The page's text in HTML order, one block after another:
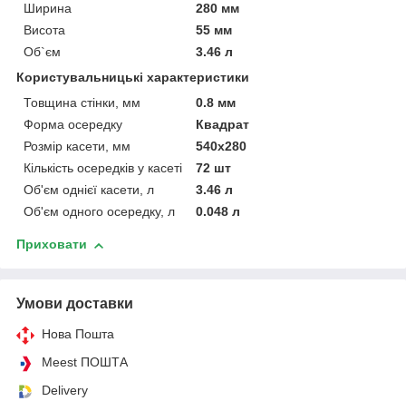
Ширина
280 мм
Висота
55 мм
Об`єм
3.46 л
Користувальницькі характеристики
Товщина стінки, мм
0.8 мм
Форма осередку
Квадрат
Розмір касети, мм
540х280
Кількість осередків у касеті
72 шт
Об'єм однієї касети, л
3.46 л
Об'єм одного осередку, л
0.048 л
Приховати
Умови доставки
Нова Пошта
Meest ПОШТА
Delivery